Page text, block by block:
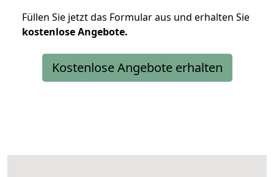
Füllen Sie jetzt das Formular aus und erhalten Sie
kostenloseAngebote.
Kostenlose Angebote erhalten